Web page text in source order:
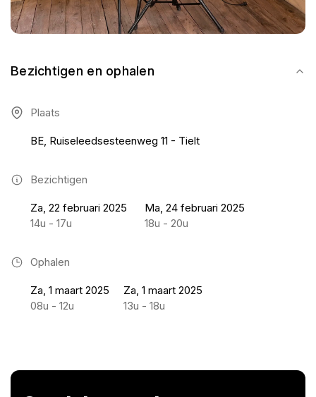
Bezichtigen en ophalen
Plaats
BE, Ruiseleedsesteenweg 11 - Tielt
Bezichtigen
Za, 22 februari 2025
14u - 17u
Ma, 24 februari 2025
18u - 20u
Ophalen
Za, 1 maart 2025
08u - 12u
Za, 1 maart 2025
13u - 18u